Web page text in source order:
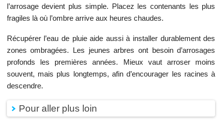
l’arrosage devient plus simple. Placez les contenants les plus
fragiles là où l’ombre arrive aux heures chaudes.
Récupérer l’eau de pluie aide aussi à installer durablement des
zones ombragées. Les jeunes arbres ont besoin d’arrosages
profonds les premières années. Mieux vaut arroser moins
souvent, mais plus longtemps, afin d’encourager les racines à
descendre.
Pour aller plus loin